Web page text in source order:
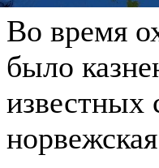
Во время
было
известных